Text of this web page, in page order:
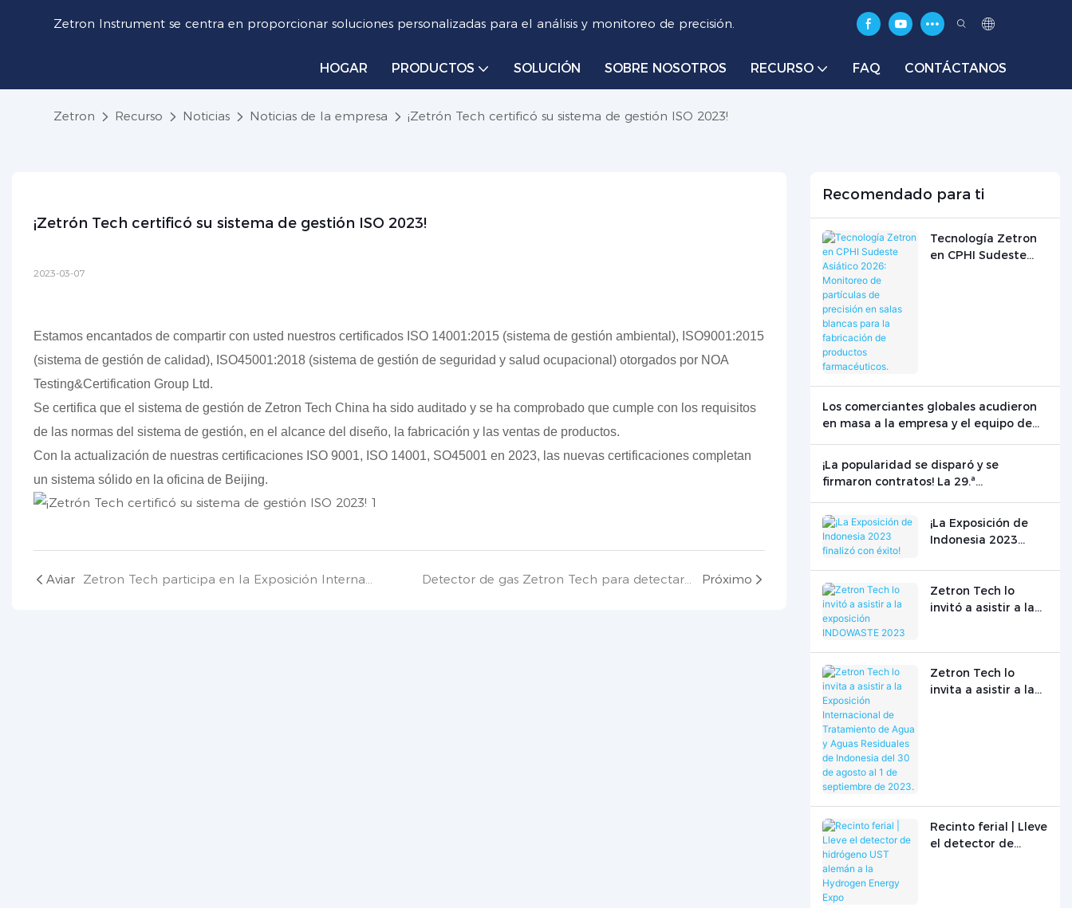
Zetron Instrument se centra en proporcionar soluciones personalizadas para el análisis y monitoreo de precisión.
HOGAR PRODUCTOS SOLUCIÓN SOBRE NOSOTROS RECURSO FAQ CONTÁCTANOS
Zetron Recurso Noticias Noticias de la empresa ¡Zetrón Tech certificó su sistema de gestión ISO 2023!
¡Zetrón Tech certificó su sistema de gestión ISO 2023!
2023-03-07
Estamos encantados de compartir con usted nuestros certificados ISO 14001:2015 (sistema de gestión ambiental), ISO9001:2015
(sistema de gestión de calidad), ISO45001:2018 (sistema de gestión de seguridad y salud ocupacional) otorgados por NOA
Testing&Certification Group Ltd.
Se certifica que el sistema de gestión de Zetron Tech China ha sido auditado y se ha comprobado que cumple con los requisitos
de las normas del sistema de gestión, en el alcance del diseño, la fabricación y las ventas de productos.
Con la actualización de nuestras certificaciones ISO 9001, ISO 14001, SO45001 en 2023, las nuevas certificaciones completan
un sistema sólido en la oficina de Beijing.
Aviar Detector de gas Zetron Tech para detectar emisiones de gas en vertederos de Omán Próximo
Recomendado para ti
Tecnología Zetron
en CPHI Sudeste
farmacéuticos.
Los comerciantes globales acudieron
en masa a la empresa y el equipo de
Technology brilló en el escenario
internacional.
¡La popularidad se disparó y se
firmaron contratos! La 29.ª
Technology concluyó con éxito.
¡La Exposición de
Indonesia 2023
Zetron Tech lo
invitó a asistir a la
Zetron Tech lo
invita a asistir a la
agosto al 1 de
septiembre de
2023.
Recinto ferial | Lleve
el detector de